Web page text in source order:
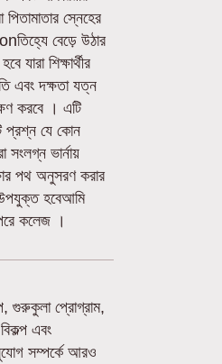
পিতামাতার স্নেহের
বেড়ে উঠার
যারা শিক্ষার্থীর
এবং দক্ষতা যত্ন
করবে । এটি
প্রশ্ন যে কোন
সংলগ্ন ভার্নায়
পথ অনুসরণ করার
হবেআমি
কলেজ ।
গুরুকুলা প্রোগ্রাম,
এবং
সম্পর্কে আরও